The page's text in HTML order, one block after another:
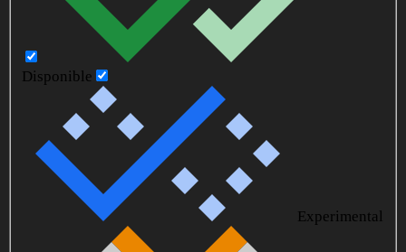
Disponible
Experimental